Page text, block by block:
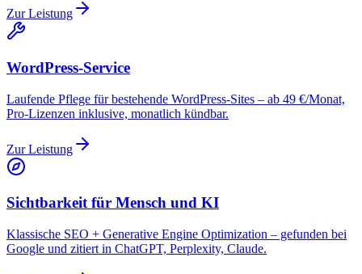
Zur Leistung
WordPress-Service
Laufende Pflege für bestehende WordPress-Sites – ab 49 €/Monat,
Pro-Lizenzen inklusive, monatlich kündbar.
Zur Leistung
Sichtbarkeit für Mensch und KI
Klassische SEO + Generative Engine Optimization – gefunden bei
Google und zitiert in ChatGPT, Perplexity, Claude.